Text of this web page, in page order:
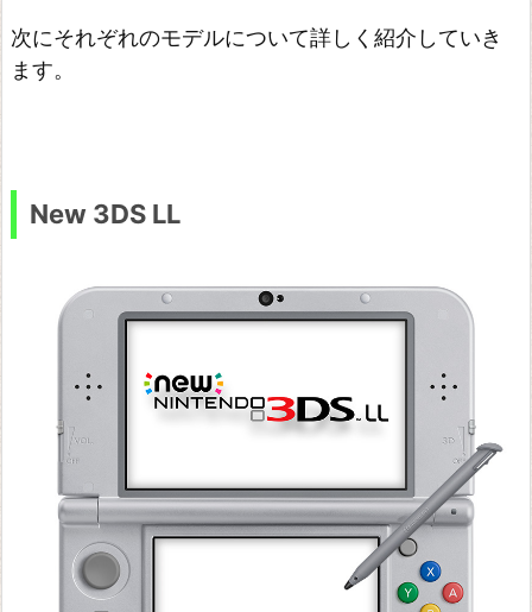
次にそれぞれのモデルについて詳しく紹介していき
ます。
New 3DS LL